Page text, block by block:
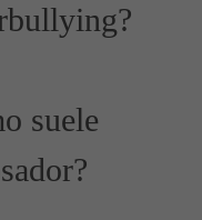
suele